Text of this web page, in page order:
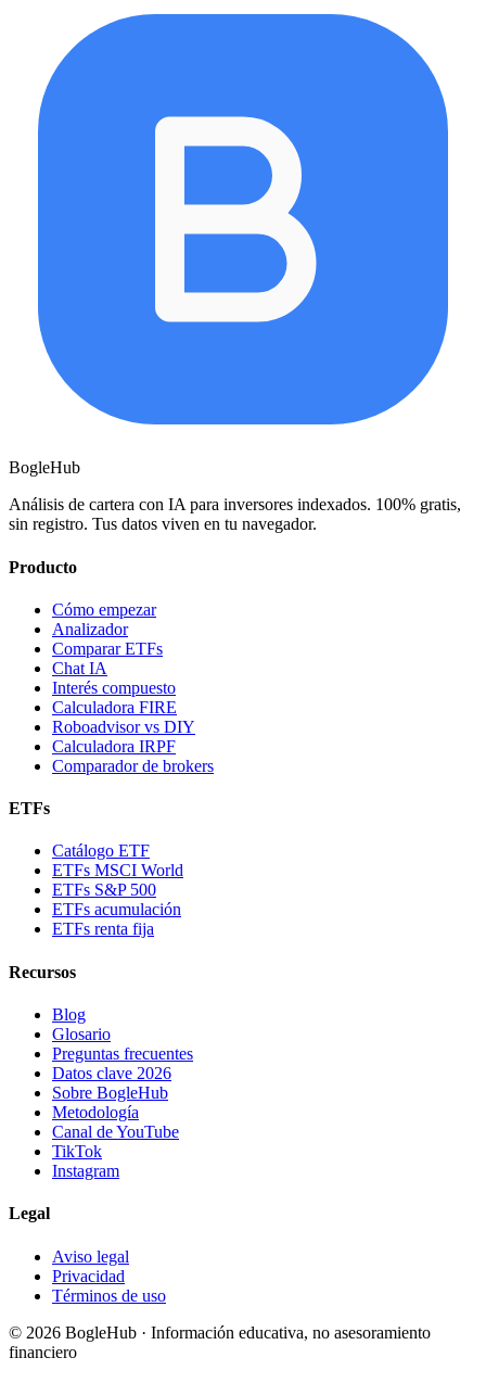
BogleHub
Análisis de cartera con IA para inversores indexados. 100% gratis,
sin registro. Tus datos viven en tu navegador.
Producto
Cómo empezar
Analizador
Comparar ETFs
Chat IA
Interés compuesto
Calculadora FIRE
Roboadvisor vs DIY
Calculadora IRPF
Comparador de brokers
ETFs
Catálogo ETF
ETFs MSCI World
ETFs S&P 500
ETFs acumulación
ETFs renta fija
Recursos
Blog
Glosario
Preguntas frecuentes
Datos clave 2026
Sobre BogleHub
Metodología
Canal de YouTube
TikTok
Instagram
Legal
Aviso legal
Privacidad
Términos de uso
© 2026 BogleHub · Información educativa, no asesoramiento
financiero